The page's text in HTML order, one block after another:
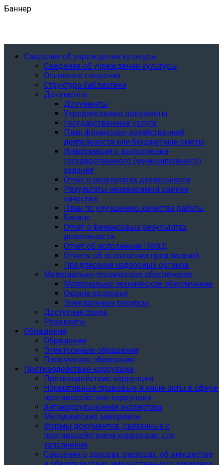
Баннер
Сведения об учреждении культуры
Сведения об учреждении культуры
Основные сведения
Структура библиотеки
Документы
Документы
Учредительные документы
Государственные услуги
План финансово-хозяйственной
деятельности или бюджетные сметы
Информация о выполнении
государственного (муниципального)
задания
Отчёт о результатах деятельности
Результаты независимой оценки
качества
План по улучшению качества работы
Баланс
Отчет о финансовых результатах
деятельности
Отчет об исполнении ПФХД
Отчеты об исполнении предписаний
Предписания надзорных органов
Материально-техническое обеспечение
Материально-техническое обеспечение
Охрана здоровья
Электронные ресурсы
Доступная среда
Реквизиты
Обращения
Обращения
Электронные обращения
Письменное обращение
Противодействие коррупции
Противодействие коррупции
Нормативные правовые и иные акты в сфере
противодействия коррупции
Антикоррупционная экспертиза
Методические материалы
Формы документов, связанные с
противодействием коррупции, для
заполнения
Сведения о доходах, расходах, об имуществе